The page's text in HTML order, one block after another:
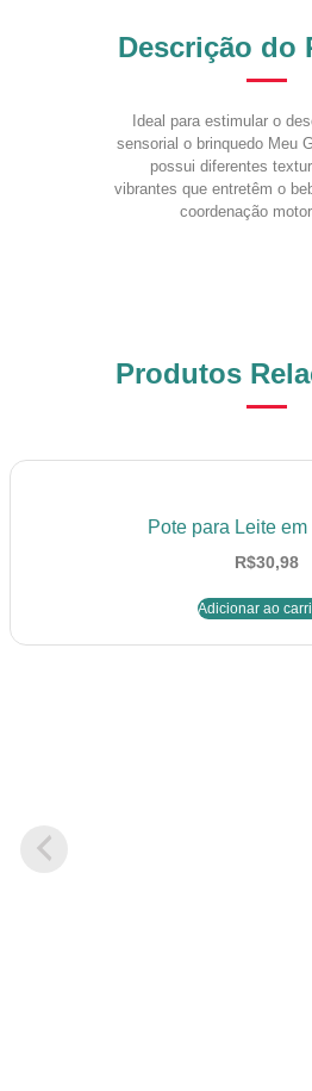
Descrição do
Ideal para estimular o
sensorial o brinquedo Meu
possui diferentes
vibrantes que entretêm o
coordenação
Produtos
Pote para Leite
R$30,98
Adicionar ao